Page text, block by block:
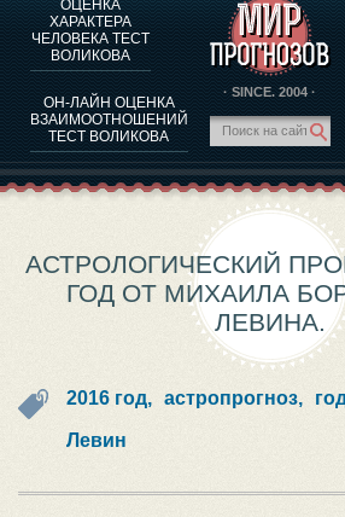
ОЦЕНКА
ХАРАКТЕРА
ЧЕЛОВЕКА ТЕСТ
ВОЛИКОВА
ОН-ЛАЙН ОЦЕНКА
ВЗАИМООТНОШЕНИЙ
ТЕСТ ВОЛИКОВА
· SINCE. 2004 ·
ОЦЕНКА ХАРАКТЕРA
ОЦЕНКА ХАРАКТЕРА
О ПРОГРАММЕ
ТЕСТ НА СОВМЕСТИМОСТЬ
ПРОГНОЗЫ И
АСТРОЛОГИЧЕСКИЙ
ГОД ОТ МИХАИЛА
ЛЕВИНА.
2016 год, астропрогноз,
Левин